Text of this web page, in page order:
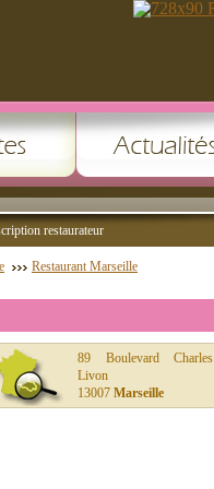
restaurateur
Restaurant Marseille
89 Boulevard Charles
Livon
13007 Marseille